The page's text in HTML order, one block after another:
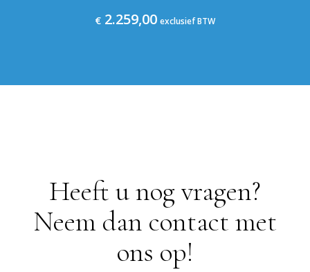
€2.259,00 exclusief BTW
Heeft u nog vragen?
Neem dan contact met
ons op!